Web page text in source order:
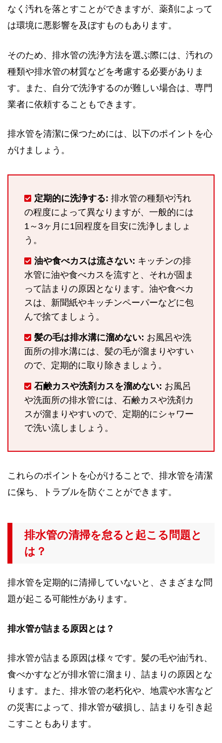
なく汚れを落とすことができますが、薬剤によって
は環境に悪影響を及ぼすものもあります。
そのため、排水管の洗浄方法を選ぶ際には、汚れの
種類や排水管の材質などを考慮する必要がありま
す。また、自分で洗浄するのが難しい場合は、専門
業者に依頼することもできます。
排水管を清潔に保つためには、以下のポイントを心
がけましょう。
定期的に洗浄する: 排水管の種類や汚れ
の程度によって異なりますが、一般的には
1～3ヶ月に1回程度を目安に洗浄しましょ
う。
油や食べカスは流さない: キッチンの排
水管に油や食べカスを流すと、それが固ま
って詰まりの原因となります。油や食べカ
スは、新聞紙やキッチンペーパーなどに包
んで捨てましょう。
髪の毛は排水溝に溜めない: お風呂や洗
面所の排水溝には、髪の毛が溜まりやすい
ので、定期的に取り除きましょう。
石鹸カスや洗剤カスを溜めない: お風呂
や洗面所の排水管には、石鹸カスや洗剤カ
スが溜まりやすいので、定期的にシャワー
で洗い流しましょう。
これらのポイントを心がけることで、排水管を清潔
に保ち、トラブルを防ぐことができます。
排水管の清掃を怠ると起こる問題と
は？
排水管を定期的に清掃していないと、さまざまな問
題が起こる可能性があります。
排水管が詰まる原因とは？
排水管が詰まる原因は様々です。髪の毛や油汚れ、
食べかすなどが排水管に溜まり、詰まりの原因とな
ります。また、排水管の老朽化や、地震や水害など
の災害によって、排水管が破損し、詰まりを引き起
こすこともあります。